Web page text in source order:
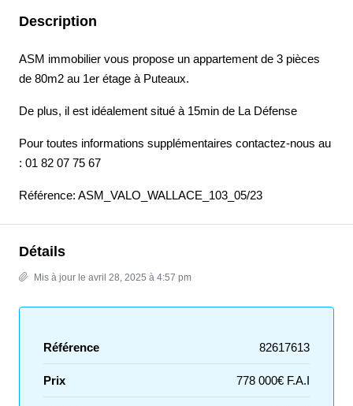
Description
ASM immobilier vous propose un appartement de 3 pièces
de 80m2 au 1er étage à Puteaux.
De plus, il est idéalement situé à 15min de La Défense
Pour toutes informations supplémentaires contactez-nous au
: 01 82 07 75 67
Référence: ASM_VALO_WALLACE_103_05/23
Détails
Mis à jour le avril 28, 2025 à 4:57 pm
Référence 82617613
Prix 778 000€ F.A.I